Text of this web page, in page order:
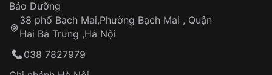
Thời gian tính từ khi xác nhận đơn hàng thành
công
Hotline: 0585 215 215
Sản phẩm đã bị:
Tự ý sửa chữa
thống VNLUX
Bảo Dưỡng
38 phố Bạch Mai,Phường Bạch Mai , Quận
Hai Bà Trưng ,Hà Nội
038 7827979